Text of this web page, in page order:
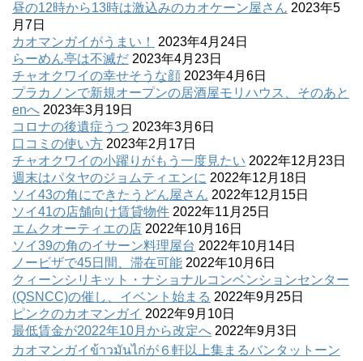
昼の12時から13時は激込みのカオケーン屋さん 2023年5
月7日
カオマンガイがうまい！
2023年4月24日
らーめん亭は不滅だ 2023年4月23日
チャオクワイの幸せそうな顔 2023年4月6日
プラカノンで新規オープンの居酒屋モリハウス、そのあと
enへ 2023年3月19日
コロナの後遺症うつ 2023年3月6日
口コミの使い方 2023年2月17日
チャオクワイの小躍りがもう一度見たい 2022年12月23日
週末はパタヤのジョムティエンに 2022年12月18日
ソイ43の角にできたうどん屋さん 2022年12月15日
ソイ41の店舗向け賃貸物件 2022年11月25日
エムクオーティエの店 2022年10月16日
ソイ39の角のイサーン料理屋台 2022年10月14日
ノービザで45日間、滞在可能 2022年10月6日
クィーンシリキット・ナショナルコンベンションセンター
(QSNCC)の催し、イベント始まる 2022年9月25日
ピンクのカオマンガイ 2022年9月10日
最低賃金が2022年10月から改定へ 2022年9月3日
カオマンガイข้าวมันไก่が６軒以上集まるバンタットーン